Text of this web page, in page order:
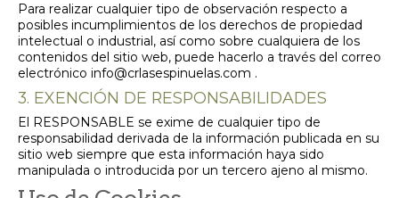
Para realizar cualquier tipo de observación respecto a
posibles incumplimientos de los derechos de propiedad
intelectual o industrial, así como sobre cualquiera de los
contenidos del sitio web, puede hacerlo a través del correo
electrónico info@crlasespinuelas.com .
3. EXENCIÓN DE RESPONSABILIDADES
El RESPONSABLE se exime de cualquier tipo de
responsabilidad derivada de la información publicada en su
sitio web siempre que esta información haya sido
manipulada o introducida por un tercero ajeno al mismo.